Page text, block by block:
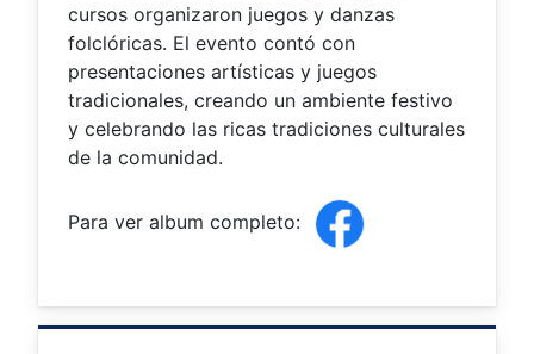
cursos organizaron juegos y danzas
folclóricas. El evento contó con
presentaciones artísticas y juegos
tradicionales, creando un ambiente festivo
y celebrando las ricas tradiciones culturales
de la comunidad.
Para ver album completo: